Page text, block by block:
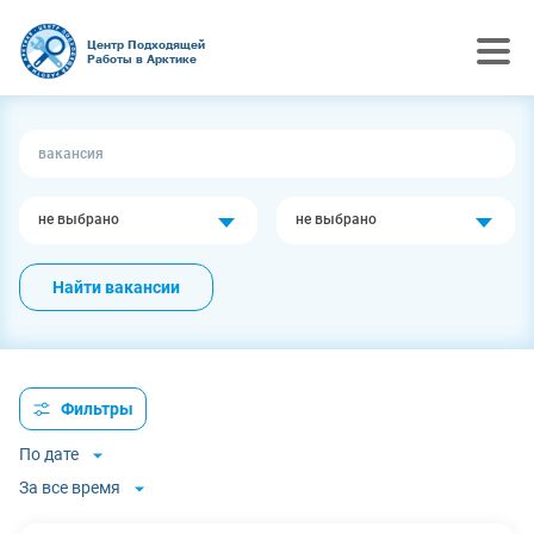
Центр Подходящей
Работы в Арктике
не выбрано не выбрано
Найти вакансии
Фильтры
По дате
За все время